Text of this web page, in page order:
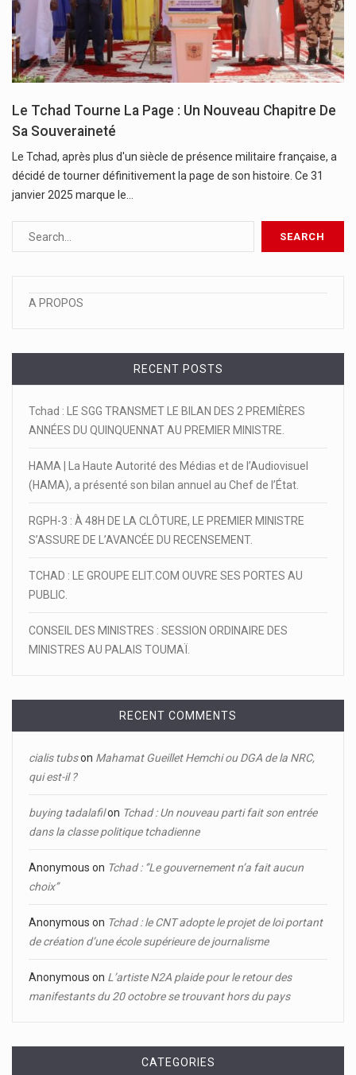
Le Tchad Tourne La Page : Un Nouveau Chapitre De
Sa Souveraineté
Le Tchad, après plus d'un siècle de présence militaire française, a
décidé de tourner définitivement la page de son histoire. Ce 31
janvier 2025 marque le…
A PROPOS
RECENT POSTS
Tchad : LE SGG TRANSMET LE BILAN DES 2 PREMIÈRES
ANNÉES DU QUINQUENNAT AU PREMIER MINISTRE.
HAMA | La Haute Autorité des Médias et de l’Audiovisuel
(HAMA), a présenté son bilan annuel au Chef de l’État.
RGPH-3 : À 48H DE LA CLÔTURE, LE PREMIER MINISTRE
S’ASSURE DE L’AVANCÉE DU RECENSEMENT.
TCHAD : LE GROUPE ELIT.COM OUVRE SES PORTES AU
PUBLIC.
CONSEIL DES MINISTRES : SESSION ORDINAIRE DES
MINISTRES AU PALAIS TOUMAÏ.
RECENT COMMENTS
cialis tubson Mahamat Gueillet Hemchi ou DGA de la NRC,
qui est-il ?
buying tadalafilon Tchad : Un nouveau parti fait son entrée
dans la classe politique tchadienne
Anonymous on Tchad : ‘’Le gouvernement n’a fait aucun
choix’’
Anonymous on Tchad : le CNT adopte le projet de loi portant
de création d’une école supérieure de journalisme
Anonymous on L’artiste N2A plaide pour le retour des
manifestants du 20 octobre se trouvant hors du pays
CATEGORIES